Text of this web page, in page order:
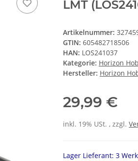
LMT
Artikelnummer:
GTIN: 605482718506
HAN: LOS241037
Kategorie: Horizon
Hersteller: Horizon
29,99 €
inkl. 19% USt. , zzgl.
Lager Lieferant: 3